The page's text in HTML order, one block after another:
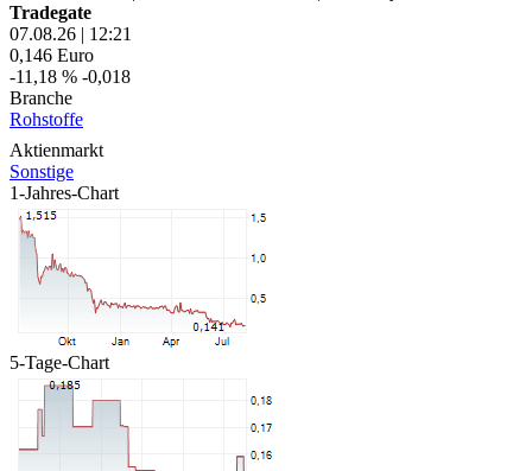
Tradegate
07.08.26 | 12:21
0,146 Euro
-11,18 % -0,018
Branche
Rohstoffe
Aktienmarkt
Sonstige
1-Jahres-Chart
5-Tage-Chart